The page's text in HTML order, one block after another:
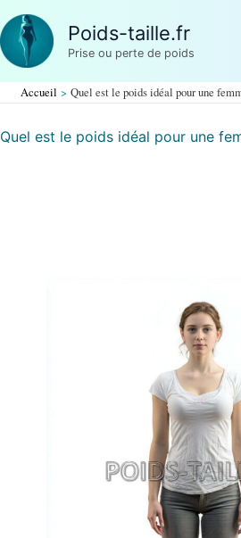
Aller
au
contenu
Poids-taille.fr
Prise ou perte de poids
Accueil Quel est le poids idéal pour une
Quel est le poids idéal pour une